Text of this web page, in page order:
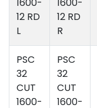
12 RD
L
12 RD
R
PSC
32
CUT
1600-
PSC
32
CUT
1600-